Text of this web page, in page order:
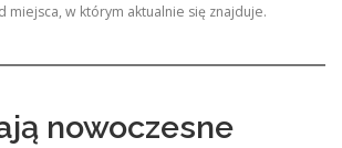
miejsca, w którym aktualnie się znajduje.
nowoczesne